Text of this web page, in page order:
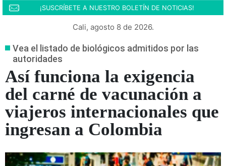
¡SUSCRÍBETE A NUESTRO BOLETÍN DE NOTICIAS!
Cali, agosto 8 de 2026.
Vea el listado de biológicos admitidos por las
autoridades
Así funciona la exigencia
del carné de vacunación a
viajeros internacionales que
ingresan a Colombia